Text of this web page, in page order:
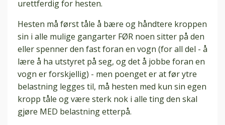
urettferdig for hesten.
Hesten må først tåle å bære og håndtere kroppen
sin i alle mulige gangarter FØR noen sitter på den
eller spenner den fast foran en vogn (for all del - å
lære å ha utstyret på seg, og det å jobbe foran en
vogn er forskjellig) - men poenget er at før ytre
belastning legges til, må hesten med kun sin egen
kropp tåle og være sterk nok i alle ting den skal
gjøre MED belastning etterpå.